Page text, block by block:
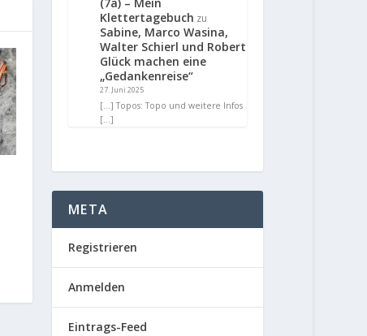
Klettertagebuch zu
Sabine, Marco Wasina,
Walter Schierl und Robert
Glück machen eine
„Gedankenreise“
27. Juni 2025
[…] Topos: Topo und weitere Infos
[…]
META
Registrieren
Anmelden
Eintrags-Feed